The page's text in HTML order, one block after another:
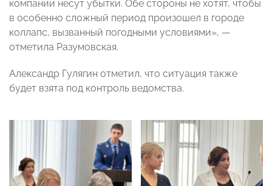
компании несут убытки. Обе стороны не хотят, чтобы
в особенно сложный период произошел в городе
коллапс, вызванный погодными условиями», —
отметила Разумовская.
Александр Гулягин отметил, что ситуация также
будет взята под контроль ведомства.